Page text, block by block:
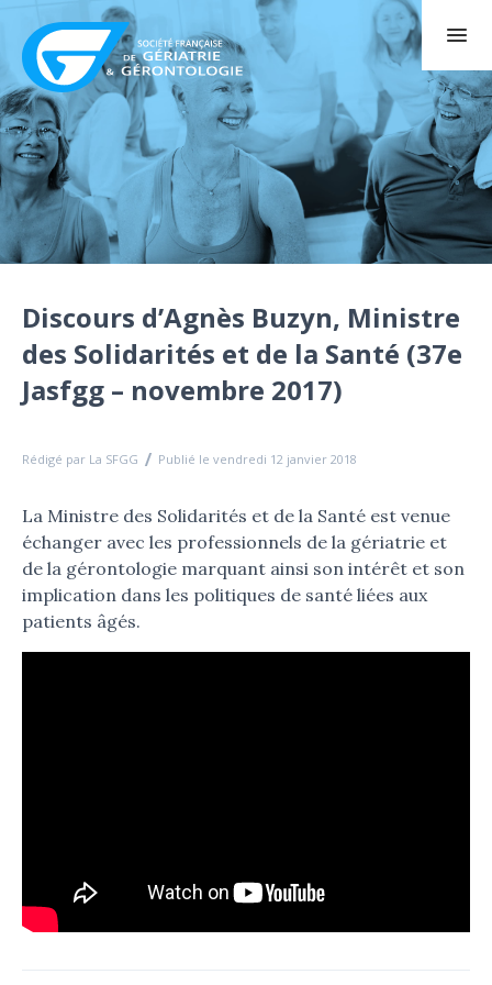
Discours d’Agnès Buzyn, Ministre
des Solidarités et de la Santé (37e
Jasfgg – novembre 2017)
Rédigé par La SFGG Publié le vendredi 12 janvier 2018
La Ministre des Solidarités et de la Santé est venue
échanger avec les professionnels de la gériatrie et
de la gérontologie marquant ainsi son intérêt et son
implication dans les politiques de santé liées aux
patients âgés.